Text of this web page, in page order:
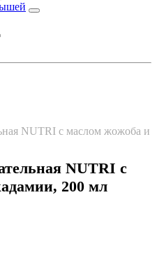
NUTRI с маслом жожоба и
NUTRI с
200 мл